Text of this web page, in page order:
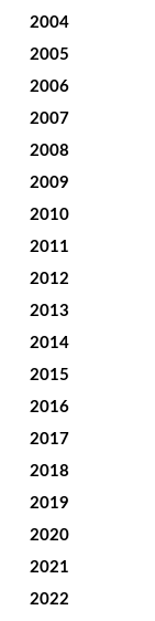
2004
2005
2006
2007
2008
2009
2010
2011
2012
2013
2014
2015
2016
2017
2018
2019
2020
2021
2022